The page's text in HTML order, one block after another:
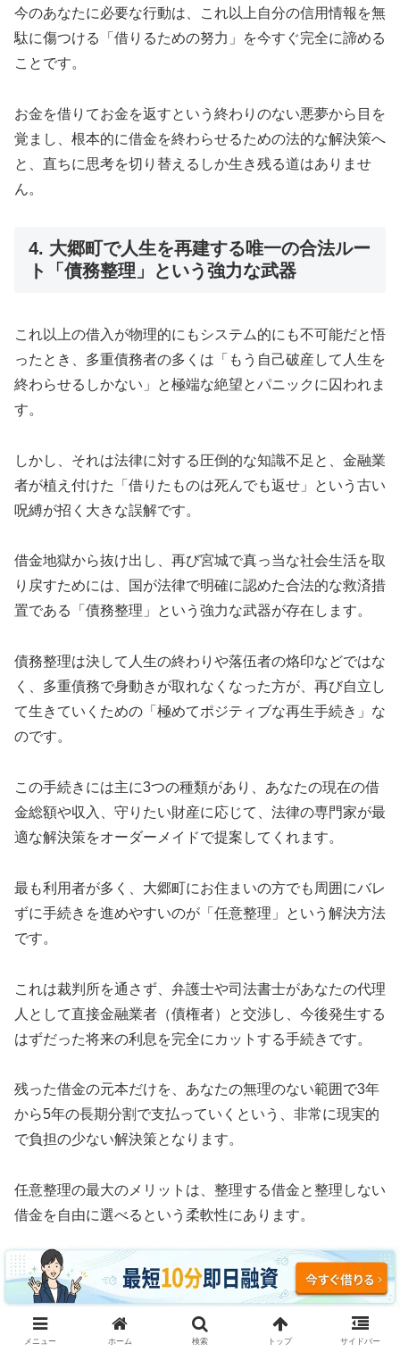
今のあなたに必要な行動は、これ以上自分の信用情報を無
駄に傷つける「借りるための努力」を今すぐ完全に諦める
ことです。
お金を借りてお金を返すという終わりのない悪夢から目を
覚まし、根本的に借金を終わらせるための法的な解決策へ
と、直ちに思考を切り替えるしか生き残る道はありませ
ん。
4. 大郷町で人生を再建する唯一の合法ルー
ト「債務整理」という強力な武器
これ以上の借入が物理的にもシステム的にも不可能だと悟
ったとき、多重債務者の多くは「もう自己破産して人生を
終わらせるしかない」と極端な絶望とパニックに囚われま
す。
しかし、それは法律に対する圧倒的な知識不足と、金融業
者が植え付けた「借りたものは死んでも返せ」という古い
呪縛が招く大きな誤解です。
借金地獄から抜け出し、再び宮城で真っ当な社会生活を取
り戻すためには、国が法律で明確に認めた合法的な救済措
置である「債務整理」という強力な武器が存在します。
債務整理は決して人生の終わりや落伍者の烙印などではな
く、多重債務で身動きが取れなくなった方が、再び自立し
て生きていくための「極めてポジティブな再生手続き」な
のです。
この手続きには主に3つの種類があり、あなたの現在の借
金総額や収入、守りたい財産に応じて、法律の専門家が最
適な解決策をオーダーメイドで提案してくれます。
最も利用者が多く、大郷町にお住まいの方でも周囲にバレ
ずに手続きを進めやすいのが「任意整理」という解決方法
です。
これは裁判所を通さず、弁護士や司法書士があなたの代理
人として直接金融業者（債権者）と交渉し、今後発生する
はずだった将来の利息を完全にカットする手続きです。
残った借金の元本だけを、あなたの無理のない範囲で3年
から5年の長期分割で支払っていくという、非常に現実的
で負担の少ない解決策となります。
任意整理の最大のメリットは、整理する借金と整理しない
借金を自由に選べるという柔軟性にあります。
例えば、車のローンや住宅ローン、あるいは保証人に迷惑
がかかる奨学金などはそのまま支払い続け、消費者金融や
クレジットカードのリボ払いだけを対象にして利息をゼロ
にすることが可能です。
メニュー ホーム 検索 トップ サイドバー